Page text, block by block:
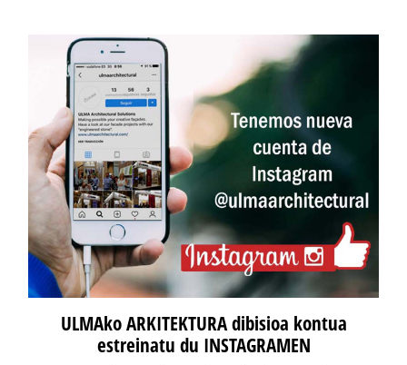
ULMAko ARKITEKTURA dibisioa kontua
estreinatu du INSTAGRAMEN